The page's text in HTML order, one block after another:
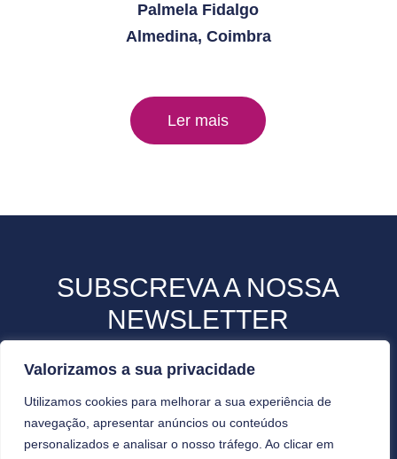
Valorizamos a sua privacidade
Utilizamos cookies para melhorar a sua experiência de
navegação, apresentar anúncios ou conteúdos
personalizados e analisar o nosso tráfego. Ao clicar em
Palmela Fidalgo
Almedina, Coimbra
Ler mais
SUBSCREVA A NOSSA
NEWSLETTER